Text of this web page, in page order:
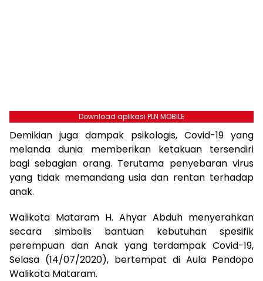
Download aplikasi PLN MOBILE
Demikian juga dampak psikologis, Covid-19 yang
melanda dunia memberikan ketakuan tersendiri
bagi sebagian orang. Terutama penyebaran virus
yang tidak memandang usia dan rentan terhadap
anak.
Walikota Mataram H. Ahyar Abduh menyerahkan
secara simbolis bantuan kebutuhan spesifik
perempuan dan Anak yang terdampak Covid-19,
Selasa (14/07/2020), bertempat di Aula Pendopo
Walikota Mataram.